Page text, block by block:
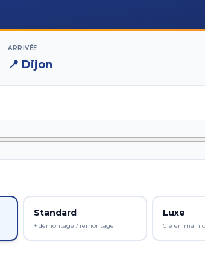
ARRIVÉE
📍 Dijon
Standard
+ démontage / remontage
Luxe
Clé en main